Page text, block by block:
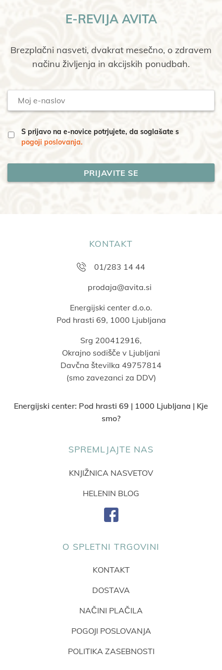
E-REVIJA AVITA
Brezplačni nasveti, dvakrat mesečno, o zdravem
načinu življenja in akcijskih ponudbah.
naslov
S prijavo na e-novice potrjujete, da soglašate s
pogoji poslovanja.
KONTAKT
01/283 14 44
prodaja@avita.si
Energijski center d.o.o.
Pod hrasti 69, 1000 Ljubljana
Srg 200412916,
Okrajno sodišče v Ljubljani
Davčna številka 49757814
(smo zavezanci za DDV)
Energijski center: Pod hrasti 69 | 1000 Ljubljana | Kje
smo?
SPREMLJAJTE NAS
KNJIŽNICA NASVETOV
HELENIN BLOG
O SPLETNI TRGOVINI
KONTAKT
DOSTAVA
NAČINI PLAČILA
POGOJI POSLOVANJA
POLITIKA ZASEBNOSTI